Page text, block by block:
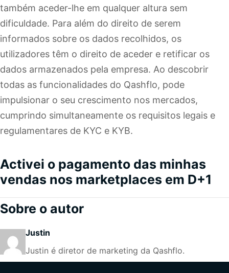
também aceder-lhe em qualquer altura sem
dificuldade. Para além do direito de serem
informados sobre os dados recolhidos, os
utilizadores têm o direito de aceder e retificar os
dados armazenados pela empresa. Ao descobrir
todas as funcionalidades do Qashflo, pode
impulsionar o seu crescimento nos mercados,
cumprindo simultaneamente os requisitos legais e
regulamentares de KYC e KYB.
Activei o pagamento das minhas
vendas nos marketplaces em D+1
Sobre o autor
Justin
Justin é diretor de marketing da Qashflo.